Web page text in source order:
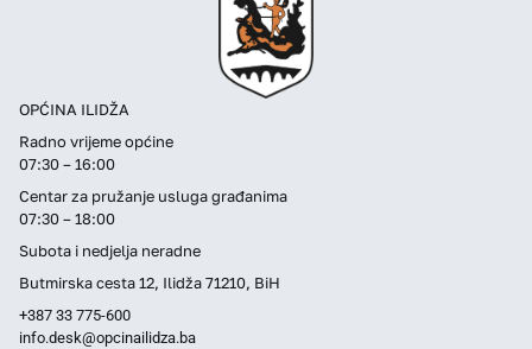
OPĆINA ILIDŽA
Radno vrijeme općine
07:30 – 16:00
Centar za pružanje usluga građanima
07:30 – 18:00
Subota i nedjelja neradne
Butmirska cesta 12, Ilidža 71210, BiH
+387 33 775-600
info.desk@opcinailidza.ba